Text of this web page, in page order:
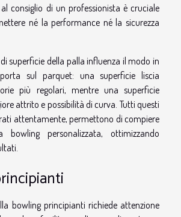
consiglio di un professionista è cruciale
né la performance né la sicurezza
superficie della palla influenza il modo in
sul parquet: una superficie liscia
più regolari, mentre una superficie
attrito e possibilità di curva. Tutti questi
attentamente, permettono di compiere
personalizzata, ottimizzando
bowling principianti richiede attenzione